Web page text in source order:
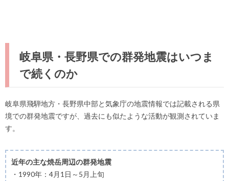
岐阜県・長野県での群発地震はいつま
で続くのか
岐阜県飛騨地方・長野県中部と気象庁の地震情報では記載される県
境での群発地震ですが、過去にも似たような活動が観測されていま
す。
近年の主な焼岳周辺の群発地震
・1990年：4月1日～5月上旬